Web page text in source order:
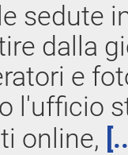
sedute
dalla
e
l'ufficio
online,